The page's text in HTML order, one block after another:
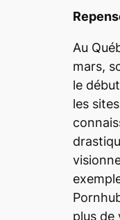
Au
mars,
le
les
plus de